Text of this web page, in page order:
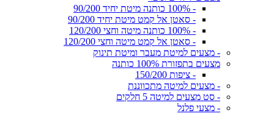
- 100% כותנה מיטת יחיד 90/200
- סאטן אל קמט מיטת יחיד 90/200
- 100% כותנה מיטה וחצי 120/200
- סאטן אל קמט מיטה וחצי 120/200
- מצעים למיטת מעבר ומיטת תינוק
מצעים בתפזורת 100% כותנה
- ציפות 150/200
- מצעים למיטה מתכווננת
- סט מצעים למיטה 5 חלקים
- מצעי פלנל